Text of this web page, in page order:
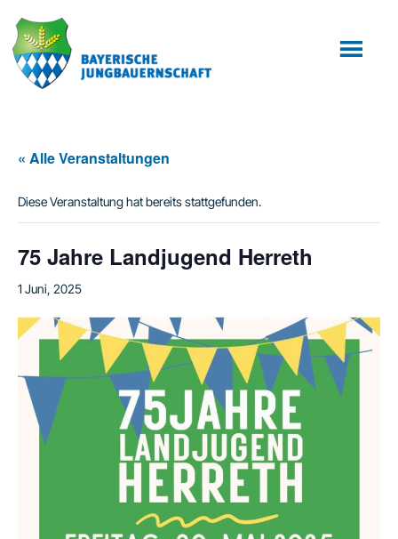
Inhalt
springen
Fußzeile
springen
« Alle Veranstaltungen
Diese Veranstaltung hat bereits stattgefunden.
75 Jahre Landjugend Herreth
1 Juni, 2025